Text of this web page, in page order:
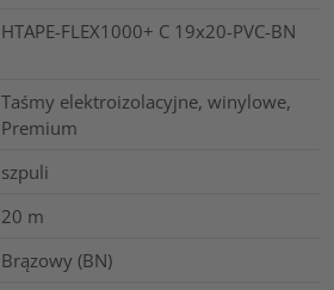
HTAPE-FLEX1000+ C 19x20-PVC-BN
Taśmy elektroizolacyjne, winylowe,
Premium
szpuli
20 m
Brązowy (BN)